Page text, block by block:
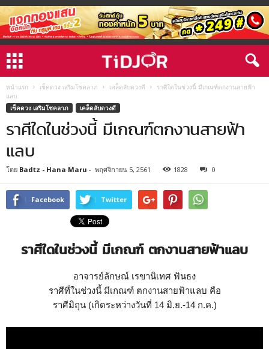
หน้าแรก เช็คดวง เสริมโชคลาภ เคล็ดลับดวงดี
ราศีใดในช่วงนี้ มีเกณฑ์ตกงานสายฟ้า
แลบ
เช็คดวง เสริมโชคลาภ
เคล็ดลับดวงดี
ราศีใดในช่วงนี้ มีเกณฑ์ตกงานสายฟ้า
แลบ
โดย Badtz - Hana Maru - พฤศจิกายน 5, 2561 1828 0
Facebook Twitter
ราศีใดในช่วงนี้ มีเกณฑ์ ตกงานสายฟ้าแลบ
อาจารย์ลักษณ์ เรขานิเทศ ฟันธง
ราศีที่ในช่วงนี้ มีเกณฑ์ ตกงานสายฟ้าแลบ คือ
ราศีมิถุน (เกิดระหว่างวันที่ 14 มิ.ย.-14 ก.ค.)